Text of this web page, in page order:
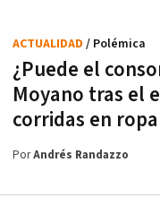
¿Puede el
Moyano tras el
corridas en
ACTUALIDAD / Polémica
PorAndrés Randazzo